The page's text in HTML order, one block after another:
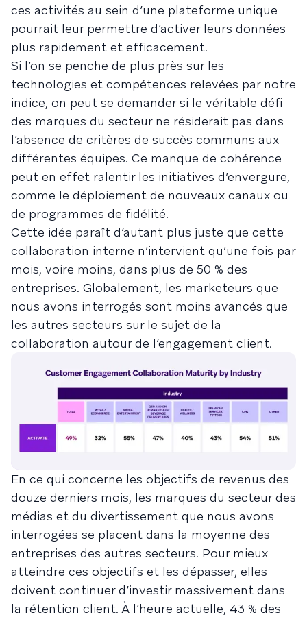
ces activités au sein d’une plateforme unique
pourrait leur permettre d’activer leurs données
plus rapidement et efficacement.
Si l’on se penche de plus près sur les
technologies et compétences relevées par notre
indice, on peut se demander si le véritable défi
des marques du secteur ne résiderait pas dans
l’absence de critères de succès communs aux
différentes équipes. Ce manque de cohérence
peut en effet ralentir les initiatives d’envergure,
comme le déploiement de nouveaux canaux ou
de programmes de fidélité.
Cette idée paraît d’autant plus juste que cette
collaboration interne n’intervient qu’une fois par
mois, voire moins, dans plus de 50 % des
entreprises. Globalement, les marketeurs que
nous avons interrogés sont moins avancés que
les autres secteurs sur le sujet de la
collaboration autour de l’engagement client.
En ce qui concerne les objectifs de revenus des
douze derniers mois, les marques du secteur des
médias et du divertissement que nous avons
interrogées se placent dans la moyenne des
entreprises des autres secteurs. Pour mieux
atteindre ces objectifs et les dépasser, elles
doivent continuer d’investir massivement dans
la rétention client. À l’heure actuelle, 43 % des